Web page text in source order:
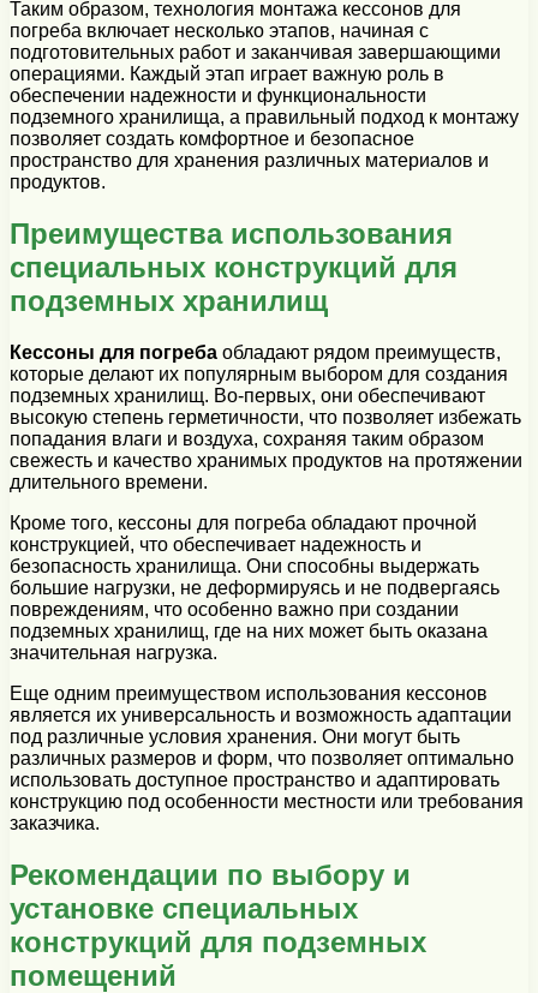
Таким образом, технология монтажа кессонов для
погреба включает несколько этапов, начиная с
подготовительных работ и заканчивая завершающими
операциями. Каждый этап играет важную роль в
обеспечении надежности и функциональности
подземного хранилища, а правильный подход к монтажу
позволяет создать комфортное и безопасное
пространство для хранения различных материалов и
продуктов.
Преимущества использования
специальных конструкций для
подземных хранилищ
Кессоны для погреба обладают рядом преимуществ,
которые делают их популярным выбором для создания
подземных хранилищ. Во-первых, они обеспечивают
высокую степень герметичности, что позволяет избежать
попадания влаги и воздуха, сохраняя таким образом
свежесть и качество хранимых продуктов на протяжении
длительного времени.
Кроме того, кессоны для погреба обладают прочной
конструкцией, что обеспечивает надежность и
безопасность хранилища. Они способны выдержать
большие нагрузки, не деформируясь и не подвергаясь
повреждениям, что особенно важно при создании
подземных хранилищ, где на них может быть оказана
значительная нагрузка.
Еще одним преимуществом использования кессонов
является их универсальность и возможность адаптации
под различные условия хранения. Они могут быть
различных размеров и форм, что позволяет оптимально
использовать доступное пространство и адаптировать
конструкцию под особенности местности или требования
заказчика.
Рекомендации по выбору и
установке специальных
конструкций для подземных
помещений